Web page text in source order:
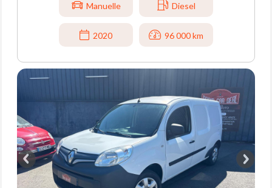
Manuelle Diesel
2020 96 000 km